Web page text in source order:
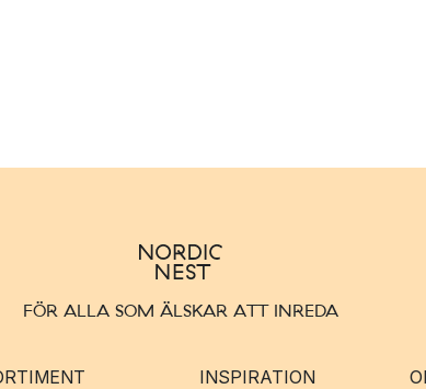
FÖR ALLA SOM ÄLSKAR ATT INREDA
INSPIRATION